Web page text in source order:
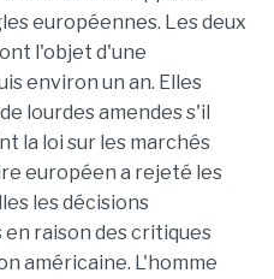
européennes. Les deux
l'objet d'une
environ un an. Elles
lourdes amendes s'il
la loi sur les marchés
européen a rejeté les
les décisions
raison des critiques
américaine. L'homme